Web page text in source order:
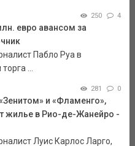
250 4
евро авансом за
Пабло Руа в
...
281 0
и «Фламенго»,
жилье в Рио-де-Жанейро -
Луис Карлос Ларго,